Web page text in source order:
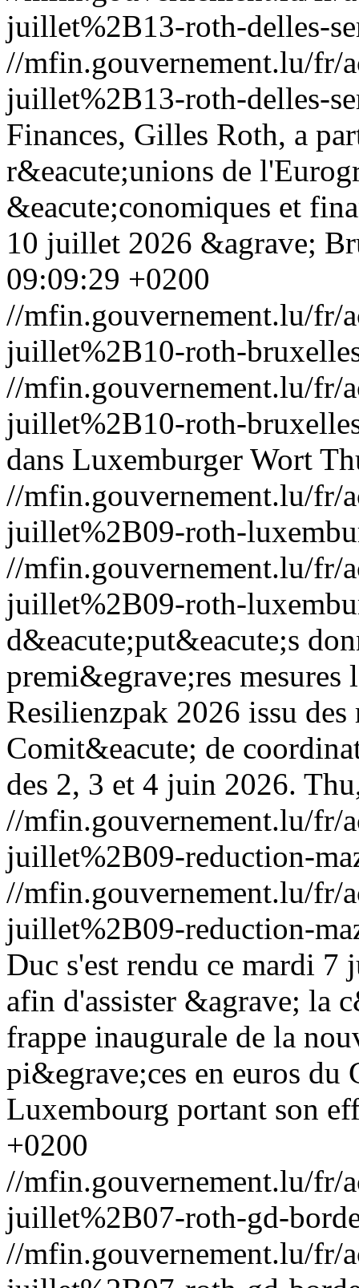
juillet%2B13-roth-delles-
//mfin.gouvernement.lu/fr/
juillet%2B13-roth-delles-
Finances, Gilles Roth, a
r&eacute;unions de
&eacute;conomiques et
10 juillet 2026 &agrave;
09:09:29 +0200
//mfin.gouvernement.lu/fr/
juillet%2B10-roth-
//mfin.gouvernement.lu/fr/
juillet%2B10-roth-
dans Luxemburger Wort
//mfin.gouvernement.lu/fr/
juillet%2B09-roth-
//mfin.gouvernement.lu/fr/
juillet%2B09-roth-
d&eacute;put&eacute;s
premi&egrave;res
Resilienzpak 2026 issu
Comit&eacute; de
des 2, 3 et 4 juin 2026.
//mfin.gouvernement.lu/fr/
juillet%2B09-reduction-
//mfin.gouvernement.lu/fr/
juillet%2B09-reduction-
Duc s'est rendu ce mardi
afin d'assister &agrave; la
frappe inaugurale de la
pi&egrave;ces en euros du
Luxembourg portant son
+0200
//mfin.gouvernement.lu/fr/
juillet%2B07-roth-gd-
//mfin.gouvernement.lu/fr/